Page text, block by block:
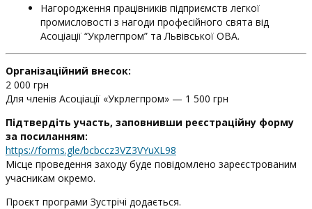
Нагородження працівників підприємств легкої
промисловості з нагоди професійного свята від
Асоціації “Укрлегпром” та Львівської ОВА.
Організаційний внесок:
2 000 грн
Для членів Асоціації «Укрлегпром» — 1 500 грн
Підтвердіть участь, заповнивши реєстраційну форму
за посиланням:
https://forms.gle/bcbccz3VZ3VYuXL98
Місце проведення заходу буде повідомлено зареєстрованим
учасникам окремо.
Проєкт програми Зустрічі додається.